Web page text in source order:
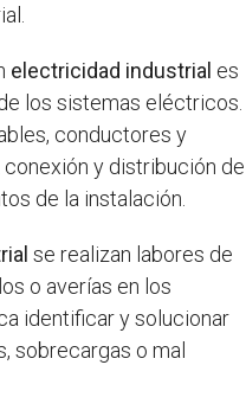
electricidad industrial es
los sistemas eléctricos.
conductores y
y distribución de
de la instalación.
se realizan labores de
o averías en los
identificar y solucionar
sobrecargas o mal